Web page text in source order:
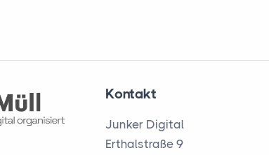
Kontakt
Junker Digital
Erthalstraße 9